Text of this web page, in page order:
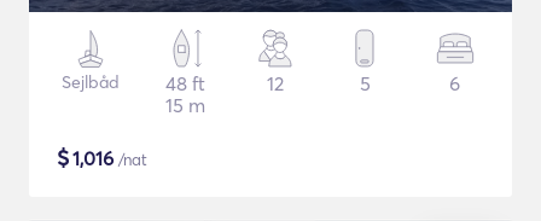
Sejlbåd
48 ft
15 m
12 5 6
$1,016 /nat